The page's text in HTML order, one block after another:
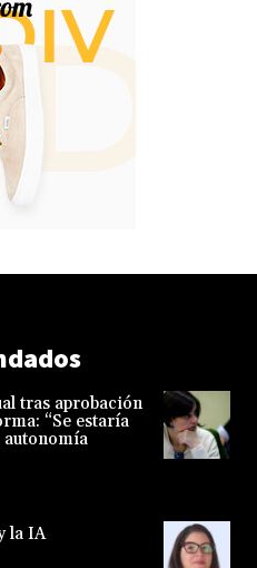
tras aprobación
“Se estaría
autonomía
la IA